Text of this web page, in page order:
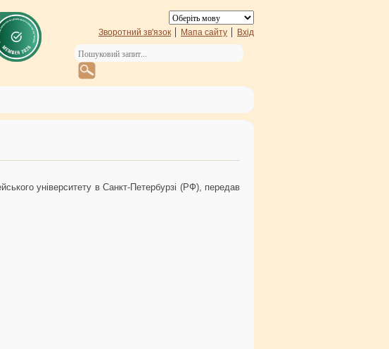
Зворотний зв'язок Мапа сайту Вхід
університету в Санкт-Петербурзі (РФ), передав